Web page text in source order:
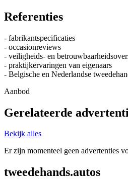
Referenties
- fabrikantspecificaties
- occasionreviews
- veiligheids- en
- praktijkervaringen van eigenaars
- Belgische en Nederlandse
Aanbod
Gerelateerde
Bekijk alles
Er zijn momenteel geen advertenties
tweedehands.autos